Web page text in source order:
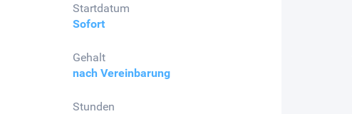
Startdatum
Sofort
Gehalt
nach Vereinbarung
Stunden